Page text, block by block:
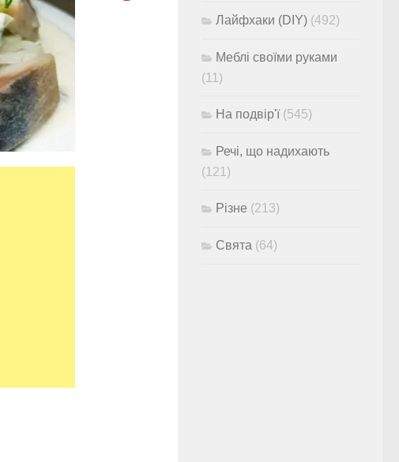
Лайфхаки (DIY) (492)
Меблі своїми руками
(11)
На подвір'ї(545)
Речі, що надихають
(121)
Різне (213)
Свята (64)